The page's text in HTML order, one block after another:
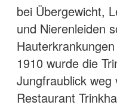
bei Übergewicht,
und Nierenleiden
1910 wurde die
Jungfraublick
Restaurant